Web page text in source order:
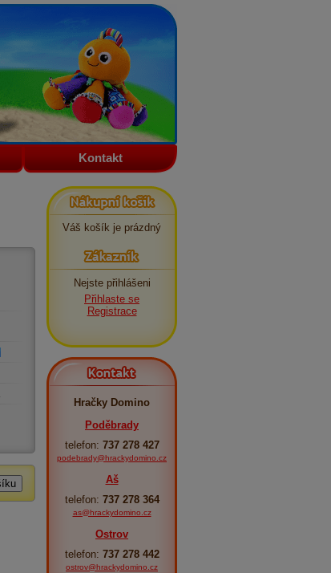
Kontakt
Nákupní košík
Váš košík je prázdný
Zákazník
Nejste přihlášeni
Přihlaste se
Registrace
Kontakt
Hračky Domino
Poděbrady
telefon: 737 278 427
podebrady@hrackydomino.cz
Aš
telefon: 737 278 364
as@hrackydomino.cz
Ostrov
telefon: 737 278 442
ostrov@hrackydomino.cz